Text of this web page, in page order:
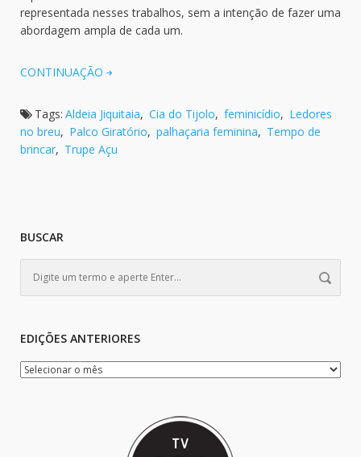
representada nesses trabalhos, sem a intenção de fazer uma
abordagem ampla de cada um.
CONTINUAÇÃO
Tags: Aldeia Jiquitaia, Cia do Tijolo, feminicídio, Ledores
no breu, Palco Giratório, palhaçaria feminina, Tempo de
brincar, Trupe Açu
BUSCAR
EDIÇÕES ANTERIORES